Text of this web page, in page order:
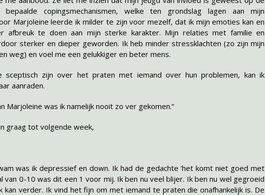
bepaalde copingsmechanismen, welke ten grondslag lagen aan mijn
Marjoleine leerde ik milder te zijn voor mezelf, dat ik mijn emoties kan en
afbreuk te doen aan mijn sterke karakter. Mijn relaties met familie en
sterker en dieper geworden. Ik heb minder stressklachten (zo zijn mijn
weg) en voel me een gelukkiger en beter mens.
sceptisch zijn over het praten met iemand over hun problemen, kan ik
aanraden.
Marjoleine was ik namelijk nooit zo ver gekomen.”
graag tot volgende week,
was ik depressief en down. Ik had de gedachte 'het komt niet goed met
van 0-10 was dit een 1 voor mij. Ik ben nu veel blijer. Ik ben nu wel gegroeid
kan verder. Ik vind het fijn om met iemand te praten die onafhankelijk is. De